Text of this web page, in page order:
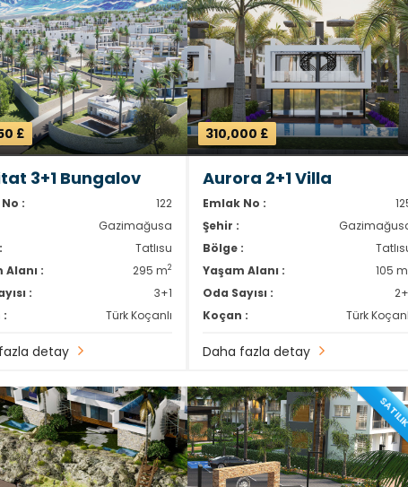
£
3+1 Bungalov
:
122
Gazimağusa
Tatlısu
Alanı :
295 m2
:
3+1
:
Türk Koçanlı
detay
310,000 £
Aurora 2+1 Villa
Emlak No :
Şehir :
Bölge :
Yaşam Alanı :
105 m
Oda Sayısı :
Koçan :
Türk
Daha fazla detay